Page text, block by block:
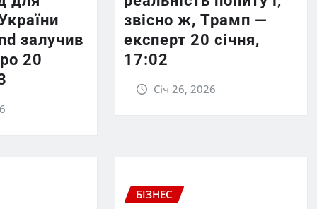
залучив
20
звісно ж, Трамп —
експерт 20 січня,
17:02
Січ 26, 2026
БІЗНЕС